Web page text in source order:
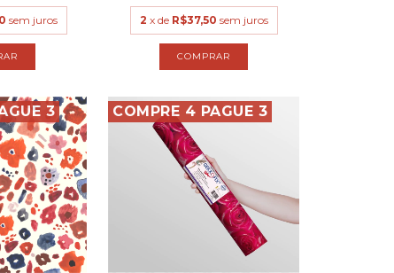
sem juros 2 x de R$37,50 sem juros
3 COMPRE 4 PAGUE 3